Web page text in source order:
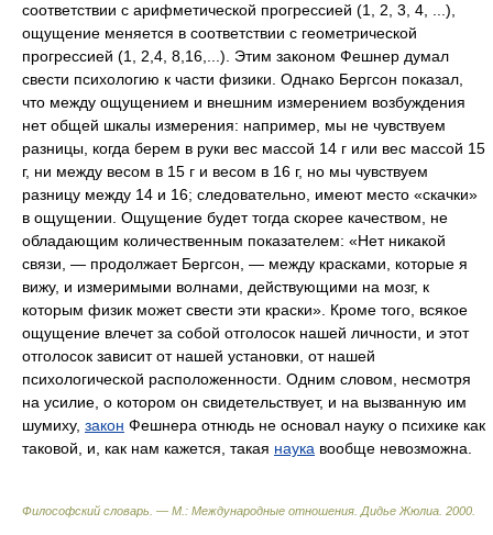
соответствии с арифметической прогрессией (1, 2, 3, 4, ...),
ощущение меняется в соответствии с геометрической
прогрессией (1, 2,4, 8,16,...). Этим законом Фешнер думал
свести психологию к части физики. Однако Бергсон показал,
что между ощущением и внешним измерением возбуждения
нет общей шкалы измерения: например, мы не чувствуем
разницы, когда берем в руки вес массой 14 г или вес массой 15
г, ни между весом в 15 г и весом в 16 г, но мы чувствуем
разницу между 14 и 16; следовательно, имеют место «скачки»
в ощущении. Ощущение будет тогда скорее качеством, не
обладающим количественным показателем: «Нет никакой
связи, — продолжает Бергсон, — между красками, которые я
вижу, и измеримыми волнами, действующими на мозг, к
которым физик может свести эти краски». Кроме того, всякое
ощущение влечет за собой отголосок нашей личности, и этот
отголосок зависит от нашей установки, от нашей
психологической расположенности. Одним словом, несмотря
на усилие, о котором он свидетельствует, и на вызванную им
шумиху, закон Фешнера отнюдь не основал науку о психике как
таковой, и, как нам кажется, такая наука вообще невозможна.
Философский словарь. — М.: Международные отношения Дидье Жюлиа 2000